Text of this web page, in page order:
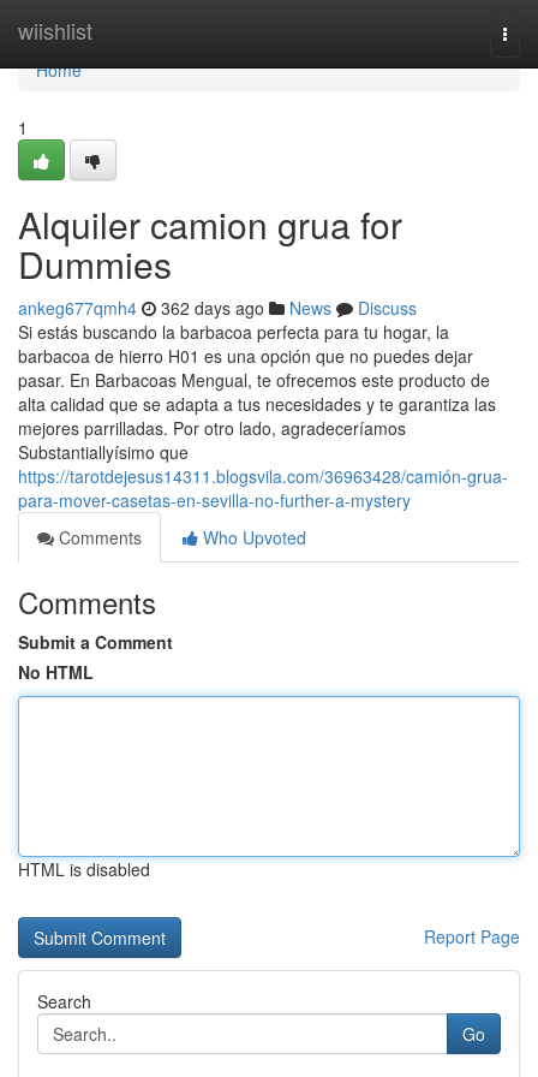
wiishlist
Home
Home
1
Alquiler camion grua for
Dummies
ankeg677qmh4 362 days ago News
Discuss
Si estás buscando la barbacoa perfecta para tu hogar, la
barbacoa de hierro H01 es una opción que no puedes dejar
pasar. En Barbacoas Mengual, te ofrecemos este producto de
alta calidad que se adapta a tus necesidades y te garantiza las
mejores parrilladas. Por otro lado, agradeceríamos
Substantiallyísimo que
https://tarotdejesus14311.blogsvila.com/36963428/camión-grua-
para-mover-casetas-en-sevilla-no-further-a-mystery
Comments
Who Upvoted
Comments
Submit a Comment
No HTML
HTML is disabled
Report Page
Search
Go